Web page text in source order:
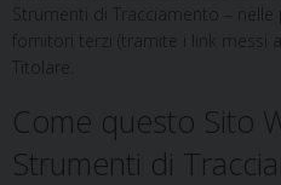
Strumenti di Tracciamento – nelle
fornitori terzi (tramite i link messi
Titolare.
Come questo Sito
Strumenti di